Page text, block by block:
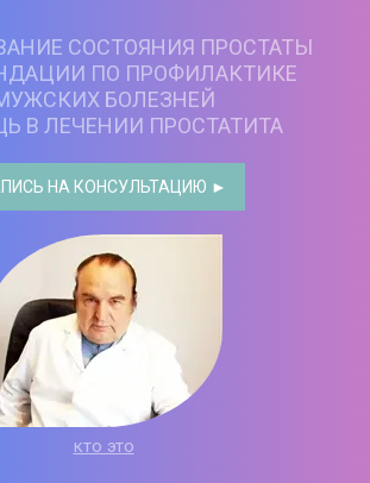
СОСТОЯНИЯ ПРОСТАТЫ
ПО ПРОФИЛАКТИКЕ
БОЛЕЗНЕЙ
В ЛЕЧЕНИИ ПРОСТАТИТА
НА КОНСУЛЬТАЦИЮ ►
кто это